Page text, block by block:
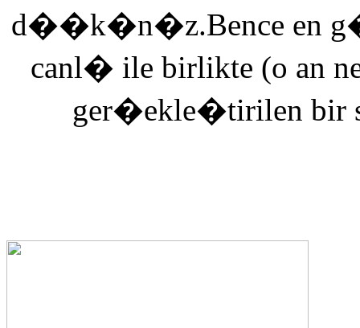
d��k�n�z.Bence en
canl� ile birlikte (o an
ger�ekle�tirilen bir